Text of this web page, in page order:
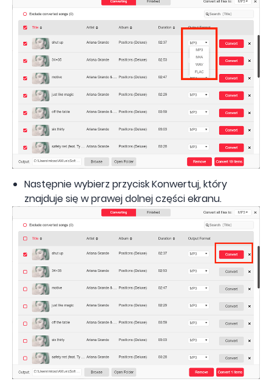
Następnie wybierz przycisk Konwertuj, który
znajduje się w prawej dolnej części ekranu.